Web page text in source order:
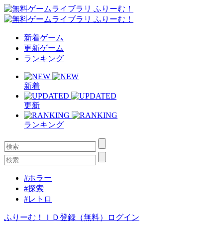
新着ゲーム
更新ゲーム
ランキング
新着
更新
ランキング
#ホラー
#探索
#レトロ
ふりーむ！ＩＤ登録（無料） ログイン